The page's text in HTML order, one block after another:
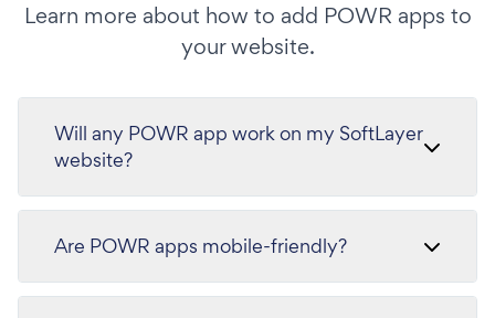
Learn more about how to add POWR apps to
your website.
Will any POWR app work on my SoftLayer
website?
Are POWR apps mobile-friendly?